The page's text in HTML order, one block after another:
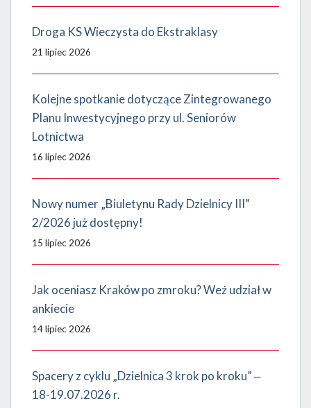
Droga KS Wieczysta do Ekstraklasy
21 lipiec 2026
Kolejne spotkanie dotyczące Zintegrowanego
Planu Inwestycyjnego przy ul. Seniorów
Lotnictwa
16 lipiec 2026
Nowy numer „Biuletynu Rady Dzielnicy III”
2/2026 już dostępny!
15 lipiec 2026
Jak oceniasz Kraków po zmroku? Weź udział w
ankiecie
14 lipiec 2026
Spacery z cyklu „Dzielnica 3 krok po kroku” ‒
18-19.07.2026 r.